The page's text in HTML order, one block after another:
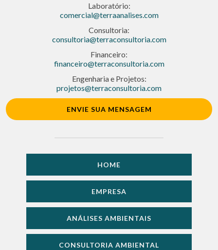
Laboratório:
comercial@terraanalises.com
Consultoria:
consultoria@terraconsultoria.com
Financeiro:
financeiro@terraconsultoria.com
Engenharia e Projetos:
projetos@terraconsultoria.com
ENVIE SUA MENSAGEM
HOME
EMPRESA
ANÁLISES AMBIENTAIS
CONSULTORIA AMBIENTAL